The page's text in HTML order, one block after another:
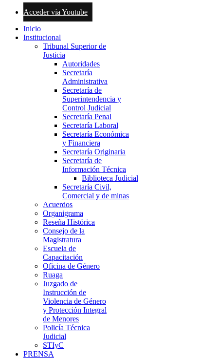
Acceder vía Youtube
Inicio
Institucional
Tribunal Superior de
Justicia
Autoridades
Secretaría
Administrativa
Secretaría de
Superintendencia y
Control Judicial
Secretaría Penal
Secretaría Laboral
Secretaría Económica
y Financiera
Secretaría Originaria
Secretaría de
Información Técnica
Biblioteca Judicial
Secretaría Civil,
Comercial y de minas
Acuerdos
Organigrama
Reseña Histórica
Consejo de la
Magistratura
Escuela de
Capacitación
Oficina de Género
Ruaga
Juzgado de
Instrucción de
Violencia de Género
y Protección Integral
de Menores
Policía Técnica
Judicial
STIyC
PRENSA